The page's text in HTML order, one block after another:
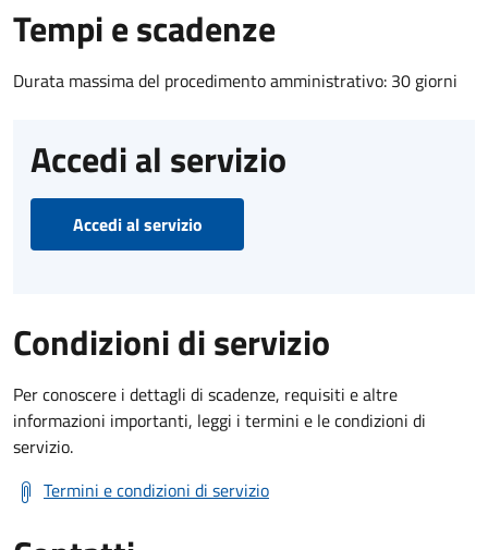
Tempi e scadenze
Durata massima del procedimento amministrativo: 30 giorni
Accedi al servizio
Accedi al servizio
Condizioni di servizio
Per conoscere i dettagli di scadenze, requisiti e altre
informazioni importanti, leggi i termini e le condizioni di
servizio.
Termini e condizioni di servizio